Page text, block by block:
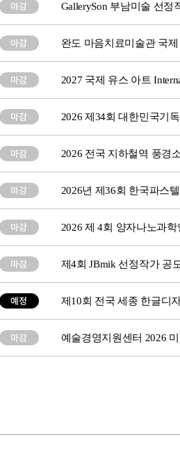
GallerySon 부남미술 선
완도 마음치료미술관 국
2027 국제 유스 아트
2026 제34회 대한민국기
2026 전국 지하철역 풍경
2026년 제36회 한국파스
2026 제 4회 양자나노과
제4회 JBmik 선정작가 공
제10회 전국 세종 한글디
예술경영지원센터 2026